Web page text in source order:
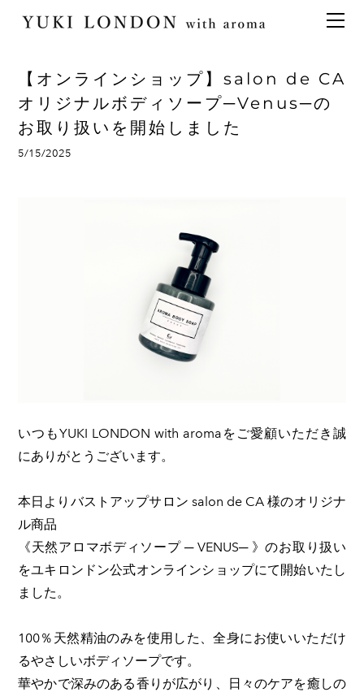
【オンラインショップ】salon de CA
オリジナルボディソープ─Venus─の
お取り扱いを開始しました
5/15/2025
いつもYUKI LONDON with aromaをご愛顧いただき誠
にありがとうございます。
本日よりバストアップサロン salon de CA 様のオリジナ
ル商品
《天然アロマボディソープ ─ VENUS─ 》のお取り扱い
をユキロンドン公式オンラインショップにて開始いたし
ました。
100％天然精油のみを使用した、全身にお使いいただけ
るやさしいボディソープです。
華やかで深みのある香りが広がり、日々のケアを癒しの
最新情報
メディア情報
イベント情報
アロマイベント／講習会
イベント
出張アロマ空間
天然アロマ講座
aroma bar【完全会員制】
アロマ空間デザイン
アロマ空間導入の目的・メリット
お問い合わせ
アロマ空間無料体験お申込みフォーム
会社概要
精油56種
グッズ基材
名入れギフト